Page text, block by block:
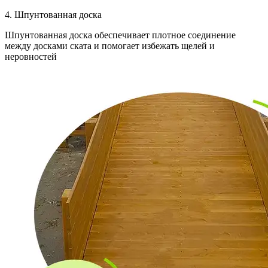
4. Шпунтованная доска
Шпунтованная доска обеспечивает плотное соединение
между досками ската и помогает избежать щелей и
неровностей